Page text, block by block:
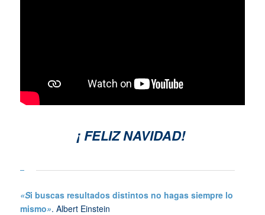
¡ FELIZ NAVIDAD!
«Si buscas resultados distintos no hagas siempre lo
mismo». Albert Einstein